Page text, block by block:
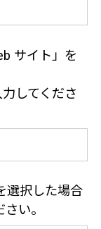
サイト」を
してくださ
選択した場合
い。